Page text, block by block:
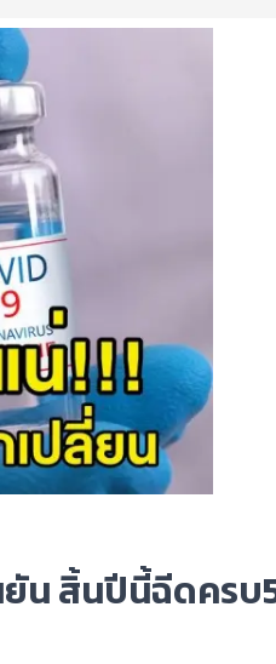
น สิ้นปีนี้ฉีดคร